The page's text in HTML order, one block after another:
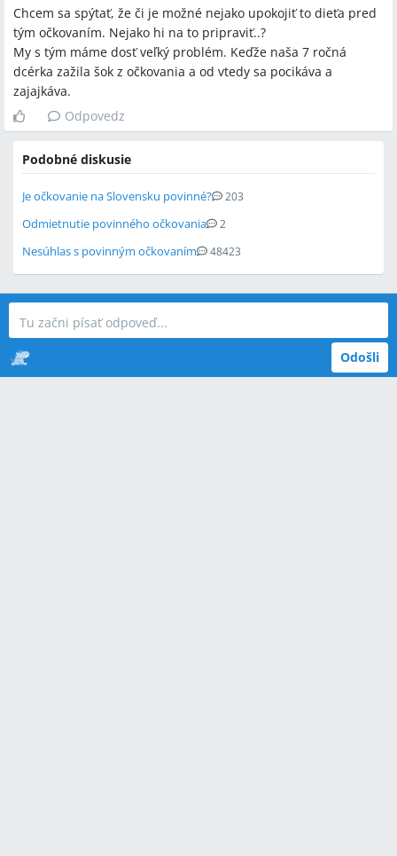
Chcem sa spýtať, že či je možné nejako upokojiť to dieťa pred
tým očkovaním. Nejako hi na to pripraviť..?
My s tým máme dosť veľký problém. Keďže naša 7 ročná
dcérka zažila šok z očkovania a od vtedy sa pocikáva a
zajajkáva.
Odpovedz
Podobné diskusie
Je očkovanie na Slovensku povinné? 203
Odmietnutie povinného očkovania 2
Nesúhlas s povinným očkovaním 48423
Odošli